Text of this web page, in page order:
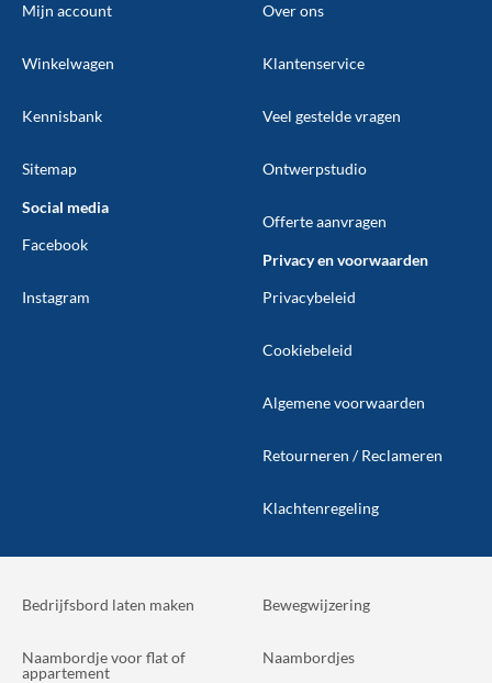
Mijn account
Winkelwagen
Kennisbank
Sitemap
Social media
Facebook
Instagram
Over ons
Klantenservice
Veel gestelde vragen
Ontwerpstudio
Offerte aanvragen
Privacy en voorwaarden
Privacybeleid
Cookiebeleid
Algemene voorwaarden
Retourneren / Reclameren
Klachtenregeling
Bedrijfsbord laten maken
Naambordje voor flat of
appartement
Bewegwijzering
Naambordjes